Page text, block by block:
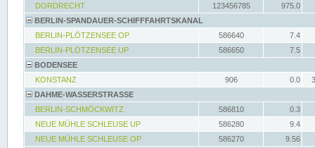
DORDRECHT
123456785
975.0
BERLIN-SPANDAUER-SCHIFFFAHRTSKANAL
BERLIN-PLÖTZENSEE OP
586640
7.4
BERLIN-PLÖTZENSEE UP
586650
7.5
BODENSEE
KONSTANZ
906 0.0
DAHME-WASSERSTRASSE
BERLIN-SCHMÖCKWITZ
586810
0.3
NEUE MÜHLE SCHLEUSE UP
586280
9.4
NEUE MÜHLE SCHLEUSE OP
586270
9.56